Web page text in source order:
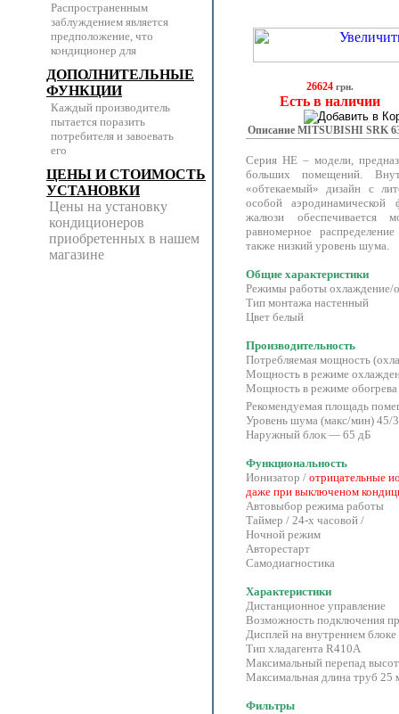
Распространенным
заблуждением является
предположение, что
кондиционер для
ДОПОЛНИТЕЛЬНЫЕ
ФУНКЦИИ
Каждый производитель
пытается поразить
потребителя и завоевать
его
ЦЕНЫ И СТОИМОСТЬ
УСТАНОВКИ
Цены на установку
кондиционеров
приобретенных в нашем
магазине
26624 грн.
Есть в наличии
Описание MITSUBISHI SRK
Серия НЕ – модели,
больших помещений.
«обтекаемый» дизайн с
особой
жалюзи
равномерное
также низкий уровень шума.
Общие характеристики
Режимы работы охлаждение/
Тип монтажа настенный
Цвет белый
Производительность
Потребляемая мощность
Мощность в режиме
Мощность в режиме
Рекомендуемая площадь
Уровень шума (макс/мин) 45/
Наружный блок — 65 дБ
Функциональность
Ионизатор / отрицательные
даже при выключеном
Автовыбор режима работы
Таймер / 24-х часовой /
Ночной режим
Авторестарт
Самодиагностика
Характеристики
Дистанционное управление
Возможность подключения
Дисплей на внутреннем блоке
Тип хладагента R410А
Максимальный перепад
Максимальная длина труб 25
Фильтры